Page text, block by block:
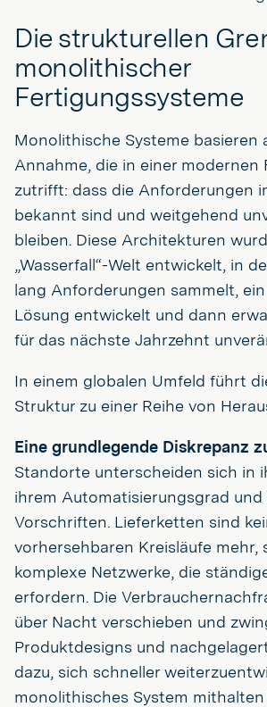
Die strukturellen
monolithischer
Fertigungssysteme
Monolithische Systeme basieren
Annahme, die in einer modernen
zutrifft: dass die Anforderungen
bekannt sind und weitgehend
bleiben. Diese Architekturen
„Wasserfall“-Welt entwickelt, in
lang Anforderungen sammelt,
Lösung entwickelt und dann
für das nächste Jahrzehnt
In einem globalen Umfeld führt
Struktur zu einer Reihe von
Eine grundlegende Diskrepanz
Standorte unterscheiden sich in
ihrem Automatisierungsgrad und
Vorschriften. Lieferketten sind
vorhersehbaren Kreisläufe mehr,
komplexe Netzwerke, die
erfordern. Die
über Nacht verschieben und
Produktdesigns und
dazu, sich schneller
monolithisches System mithalten